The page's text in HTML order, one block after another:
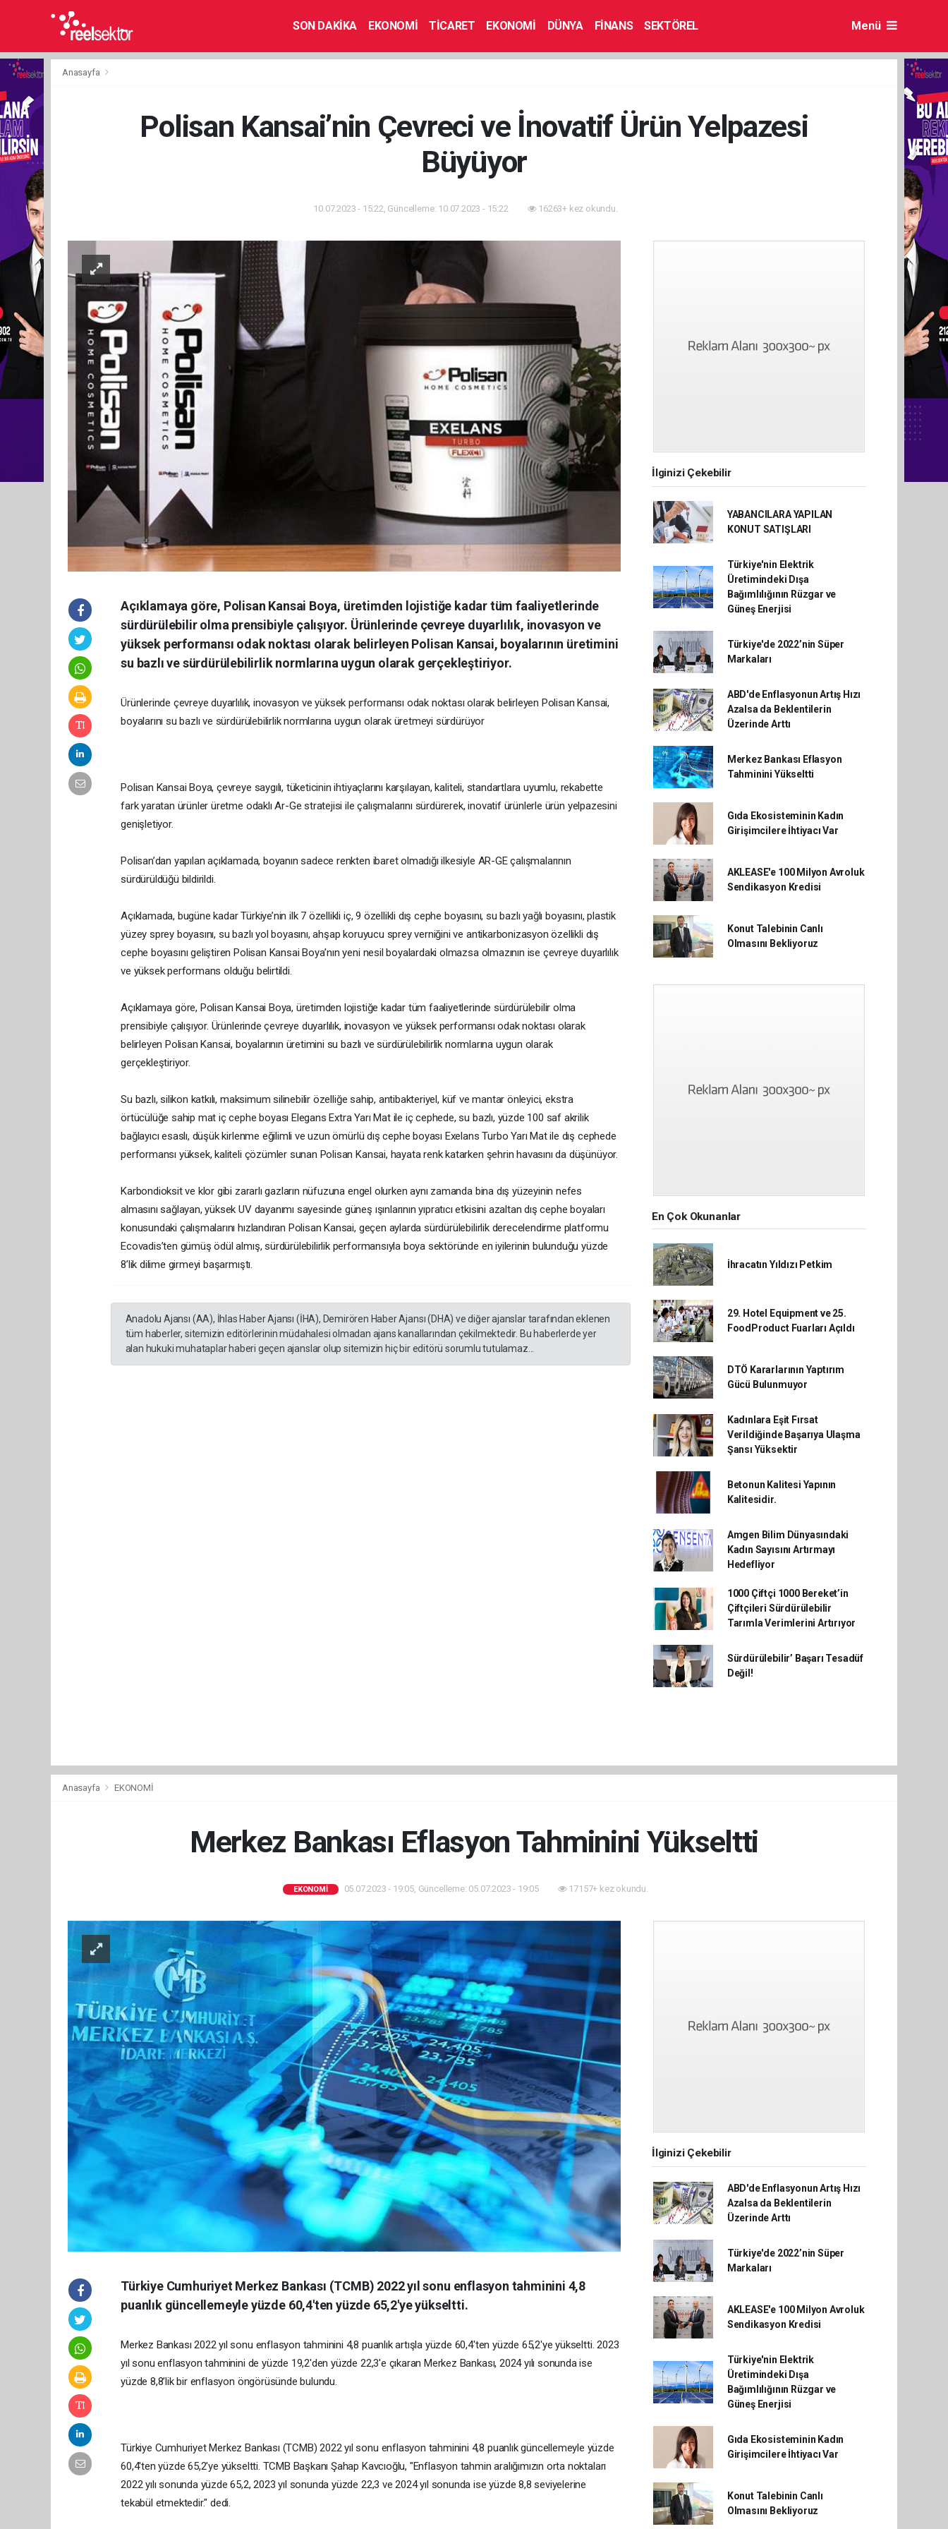
SON DAKİKA EKONOMİ TİCARET EKONOMİ DÜNYA FİNANS SEKTÖREL Menü
Anasayfa
Polisan Kansai’nin Çevreci ve İnovatif Ürün Yelpazesi
Büyüyor
10.07.2023 - 15:22, Güncelleme: 10.07.2023 - 15:22 16263+ kez okundu.
Açıklamaya göre, Polisan Kansai Boya, üretimden lojistiğe kadar tüm faaliyetlerinde
sürdürülebilir olma prensibiyle çalışıyor. Ürünlerinde çevreye duyarlılık, inovasyon ve
yüksek performansı odak noktası olarak belirleyen Polisan Kansai, boyalarının üretimini
su bazlı ve sürdürülebilirlik normlarına uygun olarak gerçekleştiriyor.
Ürünlerinde çevreye duyarlılık, inovasyon ve yüksek performansı odak noktası olarak belirleyen Polisan Kansai,
boyalarını su bazlı ve sürdürülebilirlik normlarına uygun olarak üretmeyi sürdürüyor
Polisan Kansai Boya, çevreye saygılı, tüketicinin ihtiyaçlarını karşılayan, kaliteli, standartlara uyumlu, rekabette
fark yaratan ürünler üretme odaklı Ar-Ge stratejisi ile çalışmalarını sürdürerek, inovatif ürünlerle ürün yelpazesini
genişletiyor.
Polisan’dan yapılan açıklamada, boyanın sadece renkten ibaret olmadığı ilkesiyle AR-GE çalışmalarının
sürdürüldüğü bildirildi.
Açıklamada, bugüne kadar Türkiye’nin ilk 7 özellikli iç, 9 özellikli dış cephe boyasını, su bazlı yağlı boyasını, plastik
yüzey sprey boyasını, su bazlı yol boyasını, ahşap koruyucu sprey verniğini ve antikarbonizasyon özellikli dış
cephe boyasını geliştiren Polisan Kansai Boya’nın yeni nesil boyalardaki olmazsa olmazının ise çevreye duyarlılık
ve yüksek performans olduğu belirtildi.
Açıklamaya göre, Polisan Kansai Boya, üretimden lojistiğe kadar tüm faaliyetlerinde sürdürülebilir olma
prensibiyle çalışıyor. Ürünlerinde çevreye duyarlılık, inovasyon ve yüksek performansı odak noktası olarak
belirleyen Polisan Kansai, boyalarının üretimini su bazlı ve sürdürülebilirlik normlarına uygun olarak
gerçekleştiriyor.
Su bazlı, silikon katkılı, maksimum silinebilir özelliğe sahip, antibakteriyel, küf ve mantar önleyici, ekstra
örtücülüğe sahip mat iç cephe boyası Elegans Extra Yarı Mat ile iç cephede, su bazlı, yüzde 100 saf akrilik
bağlayıcı esaslı, düşük kirlenme eğilimli ve uzun ömürlü dış cephe boyası Exelans Turbo Yarı Mat ile dış cephede
performansı yüksek, kaliteli çözümler sunan Polisan Kansai, hayata renk katarken şehrin havasını da düşünüyor.
Karbondioksit ve klor gibi zararlı gazların nüfuzuna engel olurken aynı zamanda bina dış yüzeyinin nefes
almasını sağlayan, yüksek UV dayanımı sayesinde güneş ışınlarının yıpratıcı etkisini azaltan dış cephe boyaları
konusundaki çalışmalarını hızlandıran Polisan Kansai, geçen aylarda sürdürülebilirlik derecelendirme platformu
Ecovadis’ten gümüş ödül almış, sürdürülebilirlik performansıyla boya sektöründe en iyilerinin bulunduğu yüzde
8’lik dilime girmeyi başarmıştı.
Anadolu Ajansı (AA), İhlas Haber Ajansı (İHA), Demirören Haber Ajansı (DHA) ve diğer ajanslar tarafından eklenen
tüm haberler, sitemizin editörlerinin müdahalesi olmadan ajans kanallarından çekilmektedir. Bu haberlerde yer
alan hukuki muhataplar haberi geçen ajanslar olup sitemizin hiç bir editörü sorumlu tutulamaz...
İlginizi Çekebilir
YABANCILARA YAPILAN
KONUT SATIŞLARI
Türkiye'nin Elektrik
Üretimindeki Dışa
Bağımlılığının Rüzgar ve
Güneş Enerjisi
Türkiye'de 2022’nin Süper
Markaları
ABD'de Enflasyonun Artış Hızı
Azalsa da Beklentilerin
Üzerinde Arttı
Merkez Bankası Eflasyon
Tahminini Yükseltti
Gıda Ekosisteminin Kadın
Girişimcilere İhtiyacı Var
AKLEASE'e 100 Milyon Avroluk
Sendikasyon Kredisi
Konut Talebinin Canlı
Olmasını Bekliyoruz
En Çok Okunanlar
İhracatın Yıldızı Petkim
29. Hotel Equipment ve 25.
FoodProduct Fuarları Açıldı
DTÖ Kararlarının Yaptırım
Gücü Bulunmuyor
Kadınlara Eşit Fırsat
Verildiğinde Başarıya Ulaşma
Şansı Yüksektir
Betonun Kalitesi Yapının
Kalitesidir.
Amgen Bilim Dünyasındaki
Kadın Sayısını Artırmayı
Hedefliyor
1000 Çiftçi 1000 Bereket’in
Çiftçileri Sürdürülebilir
Tarımla Verimlerini Artırıyor
Sürdürülebilir’ Başarı Tesadüf
Değil!
Anasayfa EKONOMİ
Merkez Bankası Eflasyon Tahminini Yükseltti
EKONOMİ 05.07.2023 - 19:05, Güncelleme: 05.07.2023 - 19:05 17157+ kez okundu.
Türkiye Cumhuriyet Merkez Bankası (TCMB) 2022 yıl sonu enflasyon tahminini 4,8
puanlık güncellemeyle yüzde 60,4'ten yüzde 65,2'ye yükseltti.
Merkez Bankası 2022 yıl sonu enflasyon tahminini 4,8 puanlık artışla yüzde 60,4'ten yüzde 65,2'ye yükseltti. 2023
yıl sonu enflasyon tahminini de yüzde 19,2'den yüzde 22,3'e çıkaran Merkez Bankası, 2024 yılı sonunda ise
yüzde 8,8’lik bir enflasyon öngörüsünde bulundu.
Türkiye Cumhuriyet Merkez Bankası (TCMB) 2022 yıl sonu enflasyon tahminini 4,8 puanlık güncellemeyle yüzde
60,4'ten yüzde 65,2'ye yükseltti. TCMB Başkanı Şahap Kavcıoğlu, "Enflasyon tahmin aralığımızın orta noktaları
2022 yılı sonunda yüzde 65,2, 2023 yıl sonunda yüzde 22,3 ve 2024 yıl sonunda ise yüzde 8,8 seviyelerine
tekabül etmektedir." dedi.
İlginizi Çekebilir
ABD'de Enflasyonun Artış Hızı
Azalsa da Beklentilerin
Üzerinde Arttı
Türkiye'de 2022’nin Süper
Markaları
AKLEASE'e 100 Milyon Avroluk
Sendikasyon Kredisi
Türkiye'nin Elektrik
Üretimindeki Dışa
Bağımlılığının Rüzgar ve
Güneş Enerjisi
Gıda Ekosisteminin Kadın
Girişimcilere İhtiyacı Var
Konut Talebinin Canlı
Olmasını Bekliyoruz